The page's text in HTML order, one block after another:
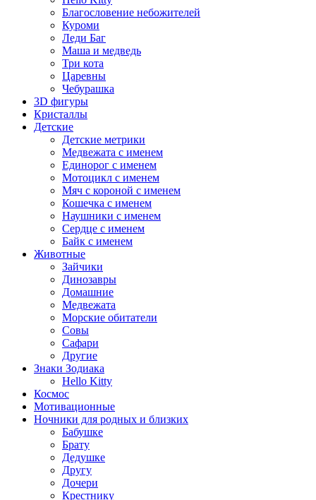
Благословение небожителей
Куроми
Леди Баг
Маша и медведь
Три кота
Царевны
Чебурашка
3D фигуры
Кристаллы
Детские
Детские метрики
Медвежата с именем
Единорог с именем
Мотоцикл с именем
Мяч с короной с именем
Кошечка с именем
Наушники с именем
Сердце с именем
Байк с именем
Животные
Зайчики
Динозавры
Домашние
Медвежата
Морские обитатели
Совы
Сафари
Другие
Знаки Зодиака
Hello Kitty
Космос
Мотивационные
Ночники для родных и близких
Бабушке
Брату
Дедушке
Другу
Дочери
Крестнику